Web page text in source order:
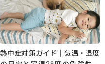
熱中症対策ガイド｜気温・湿度